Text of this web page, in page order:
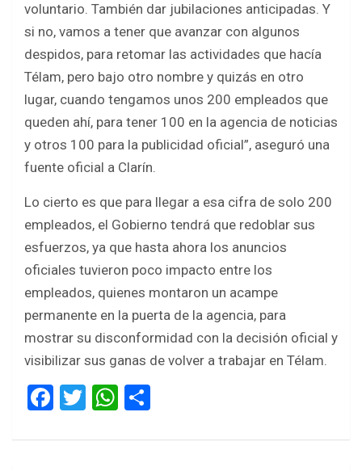
voluntario. También dar jubilaciones anticipadas. Y
si no, vamos a tener que avanzar con algunos
despidos, para retomar las actividades que hacía
Télam, pero bajo otro nombre y quizás en otro
lugar, cuando tengamos unos 200 empleados que
queden ahí, para tener 100 en la agencia de noticias
y otros 100 para la publicidad oficial”, aseguró una
fuente oficial a Clarín.
Lo cierto es que para llegar a esa cifra de solo 200
empleados, el Gobierno tendrá que redoblar sus
esfuerzos, ya que hasta ahora los anuncios
oficiales tuvieron poco impacto entre los
empleados, quienes montaron un acampe
permanente en la puerta de la agencia, para
mostrar su disconformidad con la decisión oficial y
visibilizar sus ganas de volver a trabajar en Télam.
F
ce
T
tt
W
at ar